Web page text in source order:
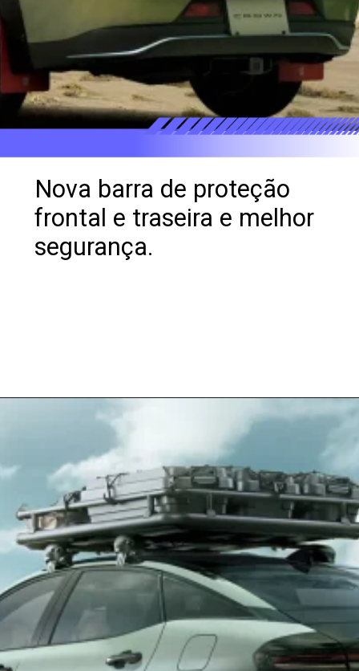
Nova barra de proteção
frontal e traseira e melhor
segurança.